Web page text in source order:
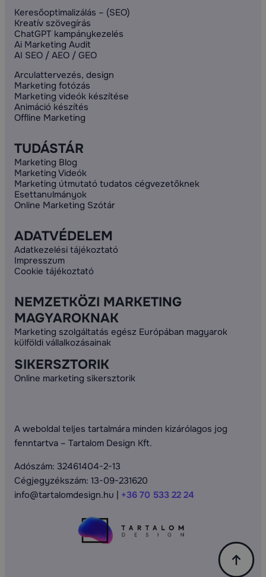
Keresőoptimalizálás – (SEO)
Kreatív szövegírás
ChatGPT kampánykezelés
Ai Marketing Audit
AI SEO / AEO / GEO
Arculattervezés, design
Marketing fotózás
Marketing videók készítése
Animáció készítés
Offline Marketing
TUDÁSTÁR
Marketing Blog
Marketing Videók
Marketing útmutató tudatos cégvezetőknek
Esettanulmányok
Online Marketing Szótár
ADATVÉDELEM
Adatkezelési tájékoztató
Impresszum
Cookie tájékoztató
NEMZETKÖZI MARKETING
MAGYAROKNAK
Marketing szolgáltatás egész Európában magyarok
külföldi vállalkozásainak
SIKERSZTORIK
Online marketing sikersztorik
A weboldal teljes tartalmára minden kizárólagos jog
fenntartva – Tartalom Design Kft.
Adószám: 32461404-2-13
Cégjegyzékszám: 13-09-231620
info@tartalomdesign.hu | +36 70 533 22 24